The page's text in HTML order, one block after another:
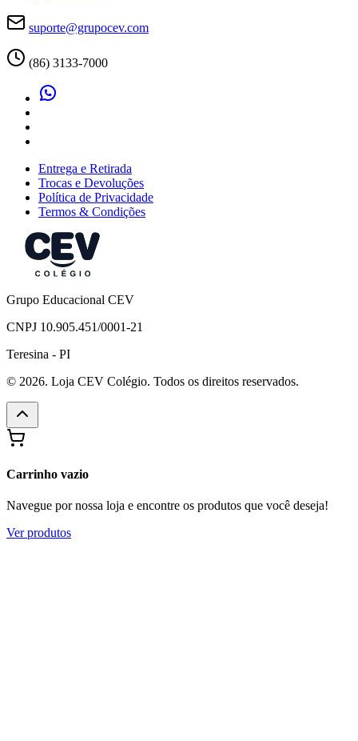
suporte@grupocev.com
(86) 3133-7000
Entrega e Retirada
Trocas e Devoluções
Política de Privacidade
Termos & Condições
Grupo Educacional CEV
CNPJ 10.905.451/0001-21
Teresina - PI
© 2026. Loja CEV Colégio. Todos os direitos reservados.
Carrinho vazio
Navegue por nossa loja e encontre os produtos que você deseja!
Ver produtos